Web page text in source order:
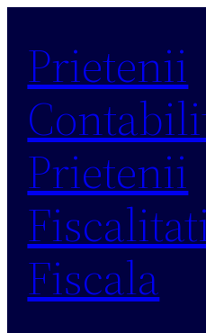
conținut
Prietenii
Prietenii
Fiscala